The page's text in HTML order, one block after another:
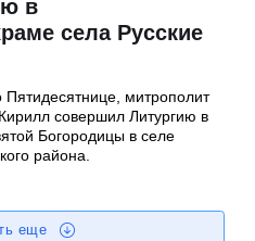
в
села Русские
митрополит
совершил Литургию в
Богородицы в селе
района.
еще